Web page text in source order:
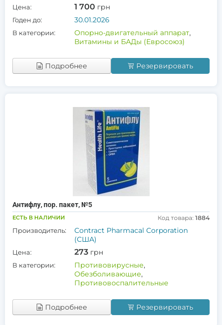
Цена: 1 700 грн
Годен до: 30.01.2026
В категории: Опорно-двигательный аппарат,
Витамины и БАДы (Евросоюз)
Подробнее Резервировать
Антифлу, пор. пакет, №5
ЕСТЬ В НАЛИЧИИ Код товара: 1884
Производитель:
Contract Pharmacal Corporation
(США)
Цена: 273 грн
В категории: Противовирусные,
Обезболивающие,
Противовоспалительные
Подробнее Резервировать